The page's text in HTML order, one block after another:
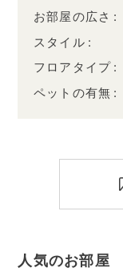
お部屋の広さ
スタイル
フロアタイプ
ペットの有無
人気のお部屋